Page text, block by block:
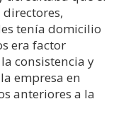
directores,
tenía domicilio
era factor
consistencia y
empresa en
anteriores a la